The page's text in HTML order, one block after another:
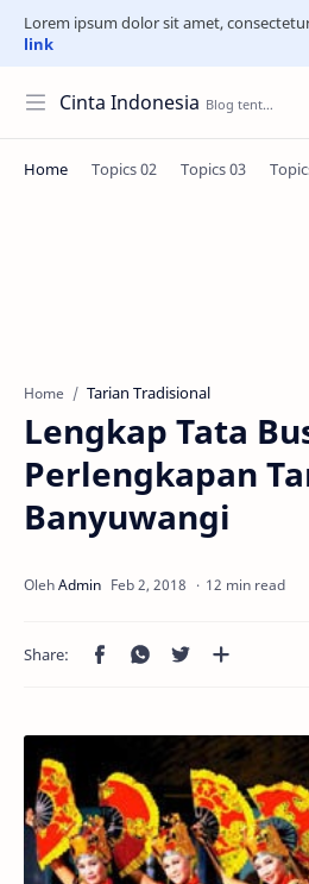
Lorem ipsum dolor sit amet,
link
Cinta Indonesia
Home Tarian Tradisional
Lengkap Tata
Perlengkapan
Banyuwangi
12 min read